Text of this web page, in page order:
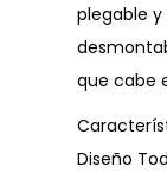
plegable
que cabe
Diseño